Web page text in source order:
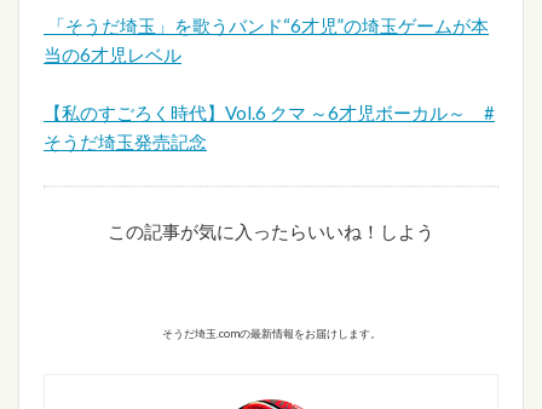
「そうだ埼玉」を歌うバンド“6才児”の埼玉ゲームが本
当の6才児レベル
【私のすごろく時代】Vol.6 クマ ～6才児ボーカル～ #
そうだ埼玉発売記念
この記事が気に入ったらいいね！しよう
そうだ埼玉.comの最新情報をお届けします。